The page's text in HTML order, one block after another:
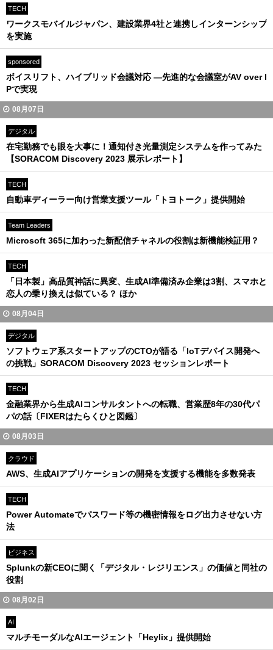
TECH
ワークスモバイルジャパン、建設業界4社と連携しインターンシップ
を実施
sponsored
ボイスリフト、ハイブリッド会議対応 ―先進的な会議室がAV over I
Pで実現
08月07日
デジタル
在宅勤務でも眼を大事に！通知付き光量測定システムを作ってみた
【SORACOM Discovery 2023 展示レポート】
TECH
自動車ディーラー向け営業支援ツール「トヨトーク」提供開始
Team Leaders
Microsoft 365に加わった新配信チャネルの役割は新機能検証用？
TECH
「日本製」高品質神話に異変、生成AI準備済み企業は3割、スマホと
恋人の乗り換えは似ている？ ほか
08月04日
デジタル
ソフトウェア系スタートアップのCTOが語る「IoTデバイス開発へ
の挑戦」SORACOM Discovery 2023 セッションレポート
TECH
金融業界から生成AIコンサルタントへの転職、営業歴8年の30代パ
パの話〔FIXERはたらくひと図鑑〕
08月03日
クラウド
AWS、生成AIアプリケーションの開発を支援する機能を多数発表
TECH
Power Automateでパスワード等の機密情報をログ出力させない方
法
ビジネス
Splunkの新CEOに聞く「デジタル・レジリエンス」の価値と同社の
役割
08月02日
AI
マルチモーダルなAIエージェント「Heylix」提供開始